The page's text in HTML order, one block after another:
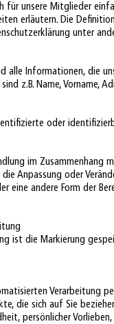
unsere Mitglieder
erläutern. Die
unter
alle Informationen, die
z.B. Name, Vorname,
oder
im Zusammenhang
Anpassung oder
eine andere Form der
ist die Markierung
Verarbeitung
die sich auf Sie
persönlicher